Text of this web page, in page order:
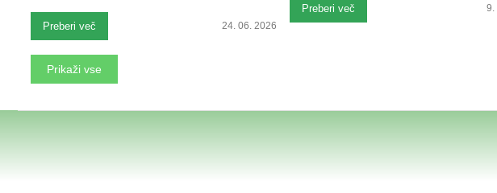
Preberi več 24. 06. 2026
Preberi več 9.
Prikaži vse